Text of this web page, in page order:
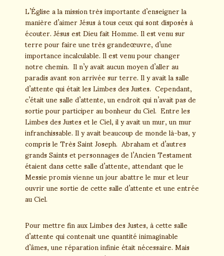
L’Église a la mission très importante d’enseigner la
manière d’aimer Jésus à tous ceux qui sont disposés à
écouter. Jésus est Dieu fait Homme. Il est venu sur
terre pour faire une très grandeœuvre, d’une
importance incalculable. Il est venu pour changer
notre chemin. Il n’y avait aucun moyen d’aller au
paradis avant son arrivée sur terre. Il y avait la salle
d’attente qui était les Limbes des Justes. Cependant,
c’était une salle d’attente, un endroit qui n’avait pas de
sortie pour participer au bonheur du Ciel. Entre les
Limbes des Justes et le Ciel, il y avait un mur, un mur
infranchissable. Il y avait beaucoup de monde là-bas, y
compris le Très Saint Joseph. Abraham et d’autres
grands Saints et personnages de l’Ancien Testament
étaient dans cette salle d’attente, attendant que le
Messie promis vienne un jour abattre le mur et leur
ouvrir une sortie de cette salle d’attente et une entrée
au Ciel.
Pour mettre fin aux Limbes des Justes, à cette salle
d’attente qui contenait une quantité inimaginable
d’âmes, une réparation infinie était nécessaire. Mais